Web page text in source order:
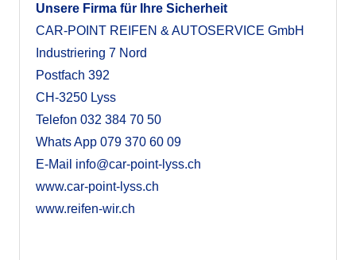
Unsere Firma für Ihre Sicherheit
CAR-POINT REIFEN & AUTOSERVICE GmbH
Industriering 7 Nord
Postfach 392
CH-3250 Lyss
Telefon 032 384 70 50
Whats App 079 370 60 09
E-Mail info@car-point-lyss.ch
www.car-point-lyss.ch
www.reifen-wir.ch